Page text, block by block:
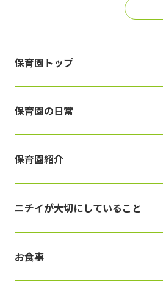
保育園トップ
保育園の日常
保育園紹介
ニチイが大切にしていること
お食事